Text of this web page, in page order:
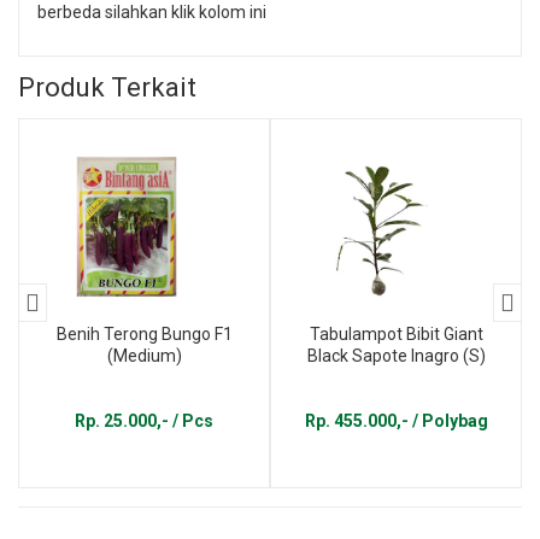
berbeda silahkan klik kolom ini
Produk Terkait
Benih Terong Bungo F1
(Medium)
Rp. 25.000,- / Pcs
Tabulampot Bibit Giant
Black Sapote Inagro (S)
Rp. 455.000,- / Polybag